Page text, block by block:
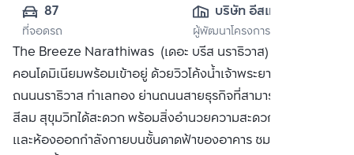
87
ที่จอดรถ
บริษัท อีสเทอร์น ส
ตาร์ เรียล เอสเตท
จำกัด (มหาชน)
ผู้พัฒนาโครงการ
The Breeze Narathiwas (เดอะ บรีส นราธิวาส)
คอนโดมิเนียมพร้อมเข้าอยู่ ด้วยวิวโค้งน้ำเจ้าพระยาที่สวยที่สุดบน
ถนนนราธิวาส ทำเลทอง ย่านถนนสายธุรกิจที่สามารถเข้าถึงสาทร
สีลม สุขุมวิทได้สะดวก พร้อมสิ่งอำนวยความสะดวก สระว่ายน้ำ
และห้องออกกำลังกายบนชั้นดาดฟ้าของอาคาร ชมวิว360 องศา